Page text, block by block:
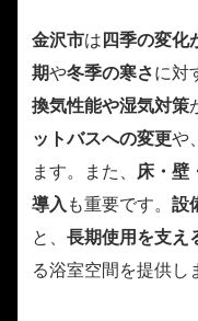
金沢市は 四季の変化
期や冬季の寒さに対
換気性能や湿気対策
ットバスへの変更や、
ます。また、
床・壁
導入 も重要です。 設
と、 長期使用を支え
る浴室空間を提供し